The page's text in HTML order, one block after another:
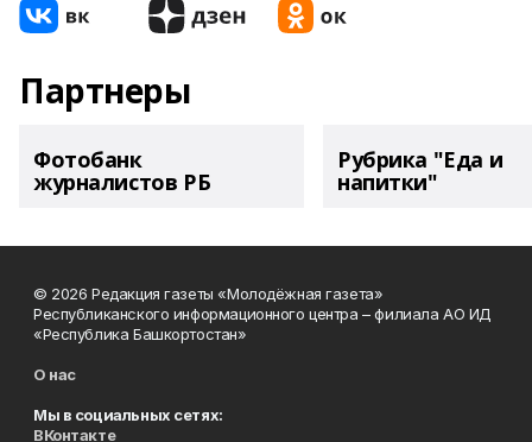
Партнеры
Фотобанк
журналистов РБ
Рубрика "Еда и
напитки"
© 2026 Редакция газеты «Молодёжная газета»
Республиканского информационного центра – филиала АО ИД
«Республика Башкортостан»
О нас
Мы в социальных сетях:
ВКонтакте